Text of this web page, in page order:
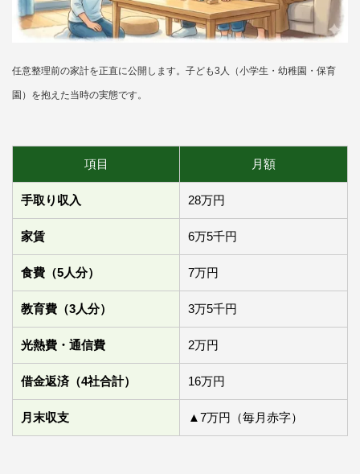
任意整理前の家計を正直に公開します。子ども3人（小学生・幼稚園・保育
園）を抱えた当時の実態です。
項目 月額
手取り収入 28万円
家賃 6万5千円
食費（5人分） 7万円
教育費（3人分） 3万5千円
光熱費・通信費 2万円
借金返済（4社合計） 16万円
月末収支 ▲7万円（毎月赤字）